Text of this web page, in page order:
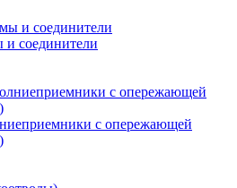
соединители
с опережающей